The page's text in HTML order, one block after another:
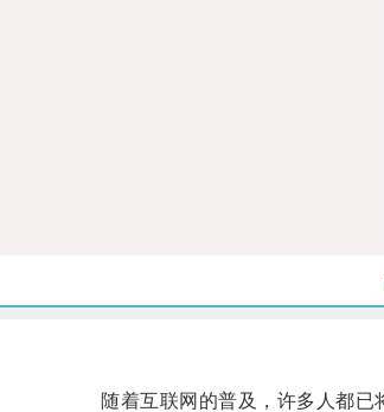
随着互联网的普及，许多人都已将